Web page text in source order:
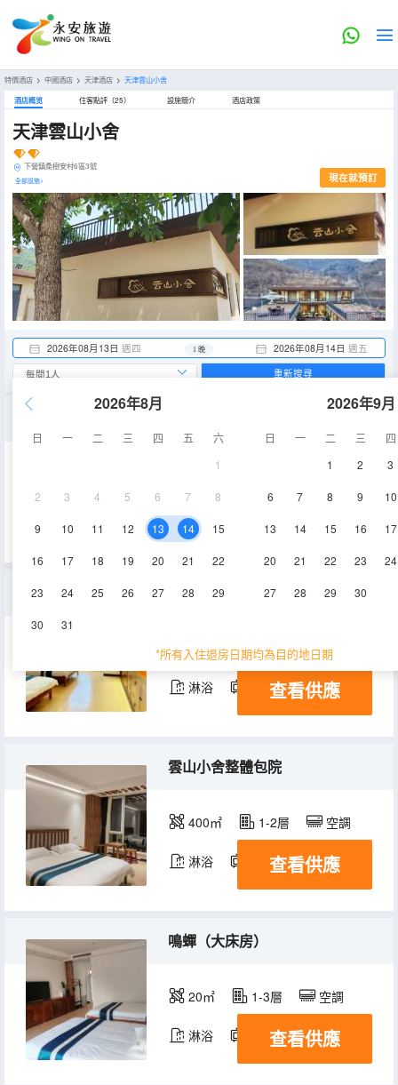
特價酒店 > 中國酒店 > 天津酒店 > 天津雲山小舍
酒店概览 住客點評（25） 設施簡介 酒店政策
天津雲山小舍
下營鎮桑樹安村6區3號
全部設施> 現在就預訂
2026年08月13日 週四 2026年08月14日 週五
1 晚
2026年8月
日 一 二 三 四 五
六
1
2 3 4 5 6 7 8
9 10 11 12 13 14 15
16 17 18 19 20 21 22
23 24 25 26 27 28 29
30 31
2026年9月
日 一 二 三
四
1
2 3
6 7 8 9 10
13 14 15 16 17
20 21 22 23 24
27 28 29 30
*所有入住退房日期均為目的地日期
重新搜尋
空調
淋浴
聽雨（標間）
20㎡ 1-3層 空調
淋浴 電視機
查看供應
雲山小舍整體包院
400㎡ 1-2層 空調
淋浴 電視機
查看供應
鳴蟬（大床房）
20㎡ 1-3層 空調
淋浴 電視機
查看供應